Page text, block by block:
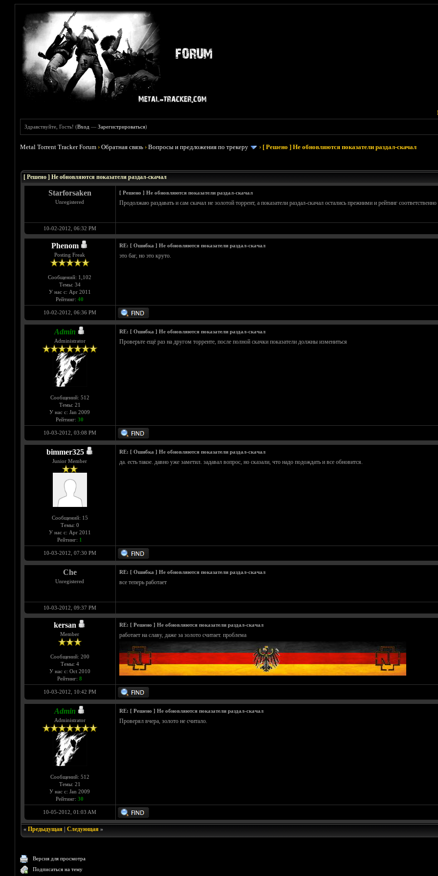
Здравствуйте, Гость! (Вход —Зарегистрироваться)
Metal Torrent Tracker Forum ›Обратная связь ›Вопросы и предложения по трекеру › [ Решено ] Не обновляются показатели раздал-скачал
[ Решено ] Не обновляются показатели раздал-скачал
Starforsaken
Unregistered
[ Решено ] Не обновляются показатели раздал-скачал
Продолжаю раздавать и сам скачал не золотой торрент, а показатели раздал-скачал остались прежними и рейтинг соответственно
10-02-2012, 06:32 PM
Phenom
Posting Freak
Сообщений: 1,102
Темы: 34
У нас с: Apr 2011
Рейтинг: 40
RE: [ Ошибка ] Не обновляются показатели раздал-скачал
это баг, но это круто.
10-02-2012, 06:36 PM
Admin
Administrator
Сообщений: 512
Темы: 21
У нас с: Jan 2009
Рейтинг: 30
RE: [ Ошибка ] Не обновляются показатели раздал-скачал
Проверьте ещё раз на другом торренте, после полной скачки показатели должны измениться
10-03-2012, 03:08 PM
bimmer325
Junior Member
Сообщений: 15
Темы: 0
У нас с: Apr 2011
Рейтинг: 1
RE: [ Ошибка ] Не обновляются показатели раздал-скачал
да. есть такое. давно уже заметил. задавал вопрос, но сказали, что надо подождать и все обновится.
10-03-2012, 07:30 PM
Che
Unregistered
RE: [ Ошибка ] Не обновляются показатели раздал-скачал
все теперь работает
10-03-2012, 09:37 PM
kersan
Member
Сообщений: 200
Темы: 4
У нас с: Oct 2010
Рейтинг: 8
RE: [ Решено ] Не обновляются показатели раздал-скачал
работает на славу, даже за золото считает. проблема
10-03-2012, 10:42 PM
Admin
Administrator
Сообщений: 512
Темы: 21
У нас с: Jan 2009
Рейтинг: 30
RE: [ Решено ] Не обновляются показатели раздал-скачал
Проверял вчера, золото не считало.
10-05-2012, 01:03 AM
« Предыдущая| Следующая»
Версия для просмотра
Подписаться на тему